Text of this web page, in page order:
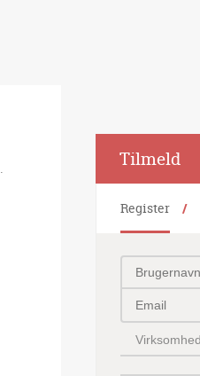
Tilmeld
Register